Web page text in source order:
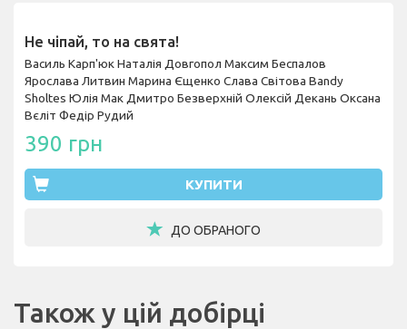
Не чіпай, то на свята!
Василь Карп'юкНаталія Довгопол Максим Беспалов
Ярослава Литвин Марина Єщенко Слава Світова Bandy
Sholtes Юлія Мак Дмитро Безверхній Олексій Декань Оксана
Вєліт Федір Рудий
390 грн
КУПИТИ
ДО ОБРАНОГО
Також у цій добірці